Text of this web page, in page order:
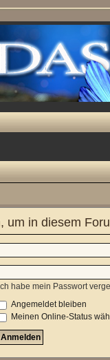
um in diesem
Ich habe mein Passwort
Angemeldet bleiben
Meinen Online-Status